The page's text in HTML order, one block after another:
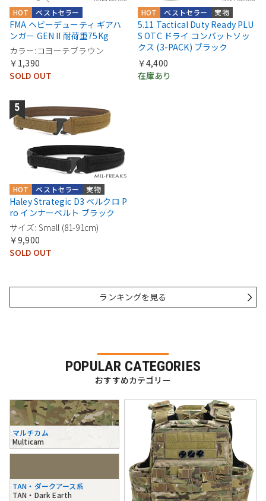
ベストセラー
HOT
FMA ヘビーデューティ ギアハ
ンガー GEN II 耐荷重75Kg
カラー:コヨーテブラウン
￥1,390
SOLD OUT
実物
ベストセラー
HOT
5.11 Tactical Duty Ready PLU
S OTC ドライ コンバットソッ
クス (3-PACK) ブラック
￥4,400
在庫あり
実物
ベストセラー
HOT
Haley Strategic D3 ベルクロ P
ro インナーベルト ブラック
サイズ: Small (81-91cm)
￥9,900
SOLD OUT
ランキングを見る
POPULAR CATEGORIES
おすすめカテゴリー
マルチカム
Multicam
TAN・ダークアース系
TAN・Dark Earth